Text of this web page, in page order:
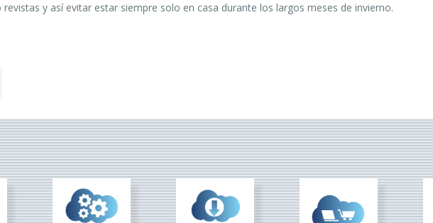
y así evitar estar siempre solo en casa durante los largos meses de invierno.